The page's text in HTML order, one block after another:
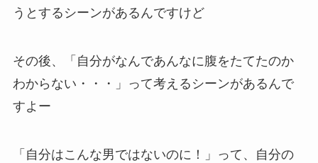
うとするシーンがあるんですけど
その後、「自分がなんであんなに腹をたてたのか
わからない・・・」って考えるシーンがあるんで
すよー
「自分はこんな男ではないのに！」って、自分の